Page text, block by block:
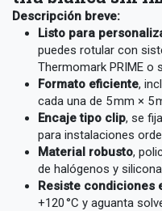
Descripción breve:
Listo para
puedes rotular con
Thermomark PRIME o
Formato eficiente,
cada una de 5 mm × 5
Encaje tipo clip, se
para instalaciones
Material robusto,
de halógenos y
Resiste condiciones
+120 °C y aguanta